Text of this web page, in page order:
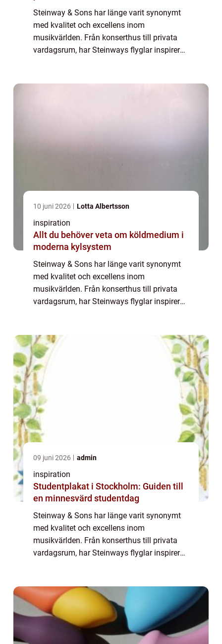
Steinway & Sons har länge varit synonymt
med kvalitet och excellens inom
musikvärlden. Från konserthus till privata
vardagsrum, har Steinways flyglar inspirerat
10 juni 2026 Lotta Albertsson
inspiration
Allt du behöver veta om köldmedium i
moderna kylsystem
Steinway & Sons har länge varit synonymt
med kvalitet och excellens inom
musikvärlden. Från konserthus till privata
vardagsrum, har Steinways flyglar inspirerat
09 juni 2026 admin
inspiration
Studentplakat i Stockholm: Guiden till
en minnesvärd studentdag
Steinway & Sons har länge varit synonymt
med kvalitet och excellens inom
musikvärlden. Från konserthus till privata
vardagsrum, har Steinways flyglar inspirerat